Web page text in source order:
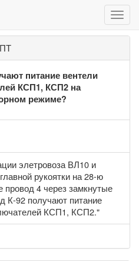
питание вентели
КСП1, КСП2 на
режиме?
элетровоза ВЛ10 и
рукоятки на 28-ю
провод 4 через замкнутые
К-92 получают питание
КСП1, КСП2."